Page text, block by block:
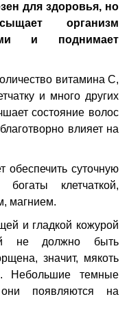
для здоровья, но
организм
и поднимает
витамина С,
и много других
состояние волос
влияет на
суточную
клетчаткой,
магнием.
и гладкой кожурой
не должно быть
значит, мякоть
Небольшие темные
появляются на